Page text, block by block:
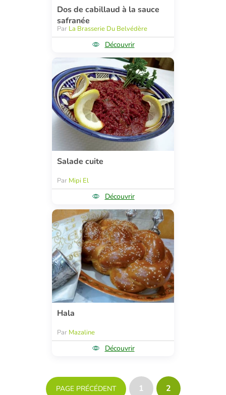
Dos de cabillaud à la sauce
safranée
Par La Brasserie Du Belvédère
Découvrir
Salade cuite
Par Mipi El
Découvrir
Hala
Par Mazaline
Découvrir
PAGE PRÉCÉDENT 1 2